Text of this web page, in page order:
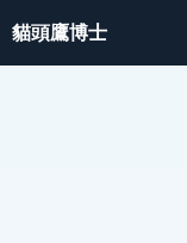
貓頭鷹博士